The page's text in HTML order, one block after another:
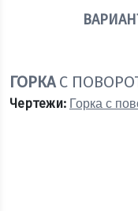
ГОРКАС
Чертежи: Горка с